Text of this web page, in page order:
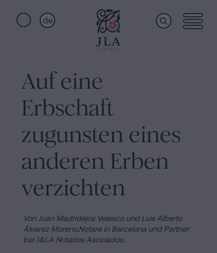
de
Dienstleistungen
Wer
wir
sind
Installationen
Staatsbürgerschaftseid
Notariat
für
in
Barcelona
Kaufvertrag
Barcelona
Auflösung
einer
Auf eine
Erbschaft
zugunsten eines
anderen Erben
verzichten
Von Juan Madridejos Velasco und Luis Alberto
Álvarez Moreno,Notare in Barcelona und Partner
bei J&LA Notarios Asociados.